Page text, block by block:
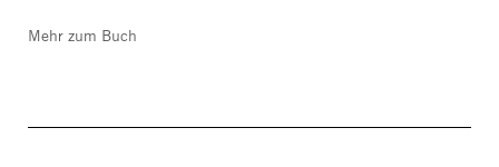
Mehr zum Buch